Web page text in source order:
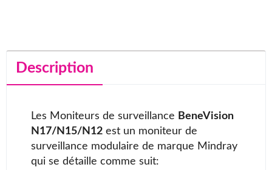
Description
Les Moniteurs de surveillance BeneVision
N17/N15/N12 est un moniteur de
surveillance modulaire de marque Mindray
qui se détaille comme suit: